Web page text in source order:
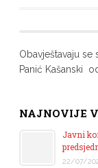
Obavještavaju
Panić Kašanski
NAJNOVIJE
Javni
22/07/